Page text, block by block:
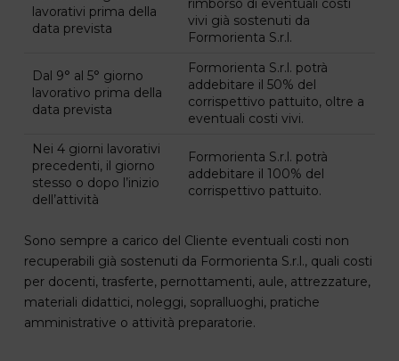
lavorativi prima della
data prevista
rimborso di eventuali costi
vivi già sostenuti da
Formorienta S.r.l.
Dal 9° al 5° giorno
lavorativo prima della
data prevista
Formorienta S.r.l. potrà
addebitare il 50% del
corrispettivo pattuito, oltre a
eventuali costi vivi.
Nei 4 giorni lavorativi
precedenti, il giorno
stesso o dopo l’inizio
dell’attività
Formorienta S.r.l. potrà
addebitare il 100% del
corrispettivo pattuito.
Sono sempre a carico del Cliente eventuali costi non
recuperabili già sostenuti da Formorienta S.r.l., quali costi
per docenti, trasferte, pernottamenti, aule, attrezzature,
materiali didattici, noleggi, sopralluoghi, pratiche
amministrative o attività preparatorie.